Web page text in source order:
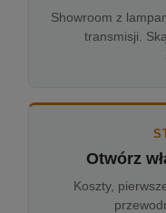
Showroom z
transmisji.
Otwórz
Koszty,